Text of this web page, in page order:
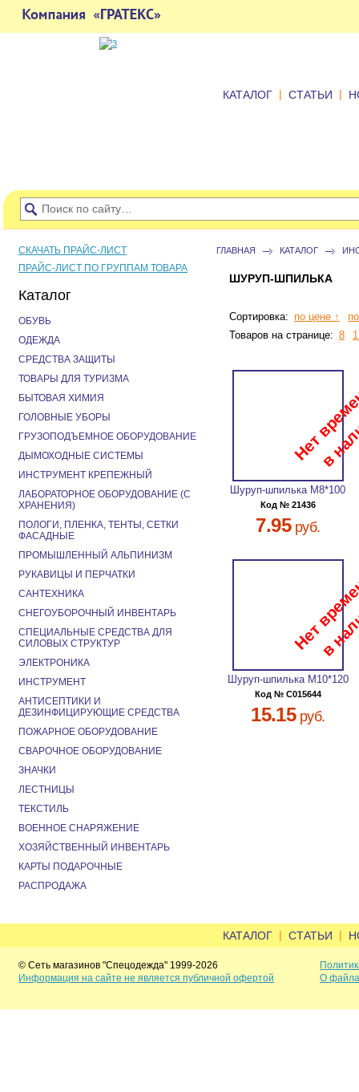
КАТАЛОГ | СТАТЬИ |
ГЛАВНАЯ КАТАЛОГ
ШУРУП-ШПИЛЬКА
Сортировка: по цене ↑
Товаров на странице: 8
Шуруп-шпилька М8*100
Код № 21436
7.95руб.
Шуруп-шпилька М10*120
Код № C015644
15.15руб.
СКАЧАТЬ ПРАЙС-ЛИСТ
ПРАЙС-ЛИСТ ПО ГРУППАМ ТОВАРА
Каталог
ОБУВЬ
ОДЕЖДА
СРЕДСТВА ЗАЩИТЫ
ТОВАРЫ ДЛЯ ТУРИЗМА
БЫТОВАЯ ХИМИЯ
ГОЛОВНЫЕ УБОРЫ
ГРУЗОПОДЪЕМНОЕ ОБОРУДОВАНИЕ
ДЫМОХОДНЫЕ СИСТЕМЫ
ИНСТРУМЕНТ КРЕПЕЖНЫЙ
ЛАБОРАТОРНОЕ ОБОРУДОВАНИЕ (С
ХРАНЕНИЯ)
ПОЛОГИ, ПЛЕНКА, ТЕНТЫ, СЕТКИ
ФАСАДНЫЕ
ПРОМЫШЛЕННЫЙ АЛЬПИНИЗМ
РУКАВИЦЫ И ПЕРЧАТКИ
САНТЕХНИКА
СНЕГОУБОРОЧНЫЙ ИНВЕНТАРЬ
СПЕЦИАЛЬНЫЕ СРЕДСТВА ДЛЯ
СИЛОВЫХ СТРУКТУР
ЭЛЕКТРОНИКА
ИНСТРУМЕНТ
АНТИСЕПТИКИ И
ДЕЗИНФИЦИРУЮЩИЕ СРЕДСТВА
ПОЖАРНОЕ ОБОРУДОВАНИЕ
СВАРОЧНОЕ ОБОРУДОВАНИЕ
ЗНАЧКИ
ЛЕСТНИЦЫ
ТЕКСТИЛЬ
ВОЕННОЕ СНАРЯЖЕНИЕ
ХОЗЯЙСТВЕННЫЙ ИНВЕНТАРЬ
КАРТЫ ПОДАРОЧНЫЕ
РАСПРОДАЖА
КАТАЛОГ | СТАТЬИ |
© Сеть магазинов "Спецодежда" 1999-2026
Информация на сайте не является публичной офертой
О